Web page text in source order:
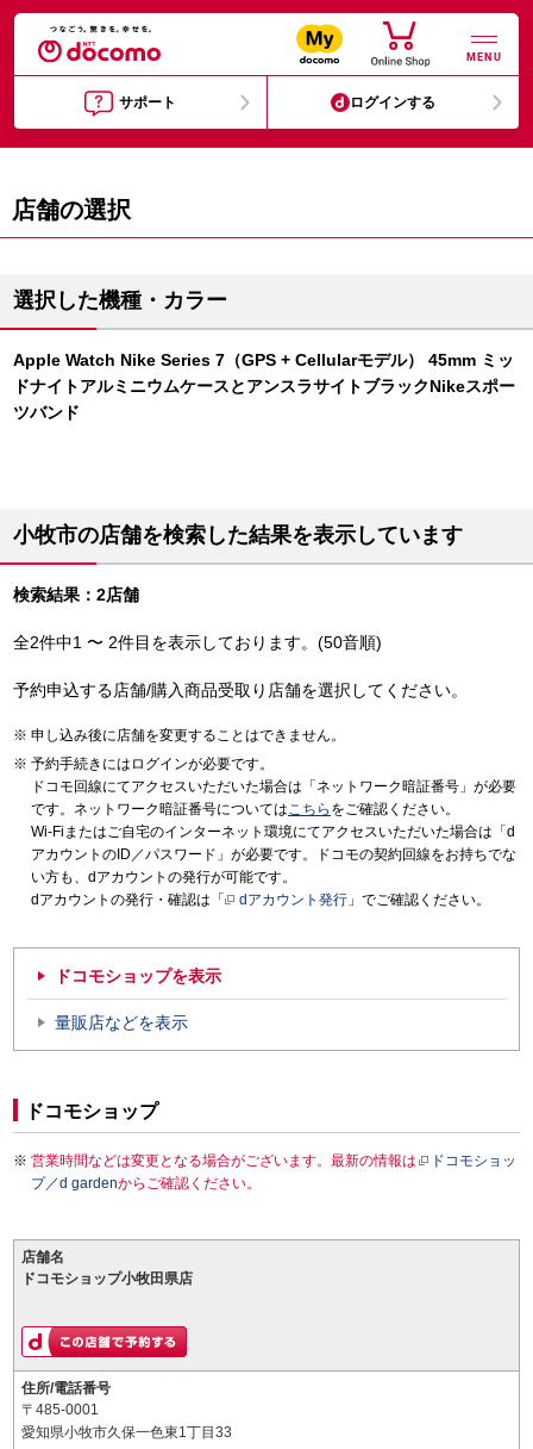
MENU
サポート ログインする
店舗の選択
選択した機種・カラー
Apple Watch Nike Series 7（GPS + Cellularモデル） 45mm ミッ
ドナイトアルミニウムケースとアンスラサイトブラックNikeスポー
ツバンド
小牧市の店舗を検索した結果を表示しています
検索結果：2店舗
全2件中1 〜 2件目を表示しております。(50音順)
予約申込する店舗/購入商品受取り店舗を選択してください。
申し込み後に店舗を変更することはできません。
予約手続きにはログインが必要です。
ドコモ回線にてアクセスいただいた場合は「ネットワーク暗証番号」が必要
です。ネットワーク暗証番号についてはこちら をご確認ください。
Wi-Fiまたはご自宅のインターネット環境にてアクセスいただいた場合は「d
アカウントのID／パスワード」が必要です。ドコモの契約回線をお持ちでな
い方も、dアカウントの発行が可能です。
dアカウントの発行・確認は「
dアカウント発行 」でご確認ください。
ドコモショップを表示
量販店などを表示
ドコモショップ
営業時間などは変更となる場合がございます。最新の情報は
ドコモショッ
プ／d gardenからご確認ください。
店舗名
ドコモショップ小牧田県店
住所/電話番号
〒485-0001
愛知県小牧市久保一色東1丁目33